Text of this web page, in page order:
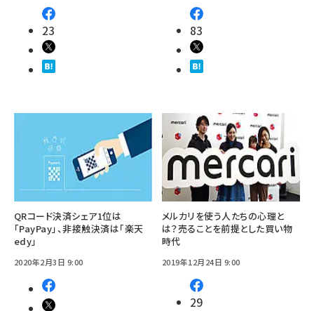
23 83
QRコード決済シェア1位は
「PayPay」、非接触決済は「楽天
edy」
2020年2月3日 9:00
メルカリを使う人たちの心理と
は？売ることを前提とした買い物
時代
2019年12月24日 9:00
29